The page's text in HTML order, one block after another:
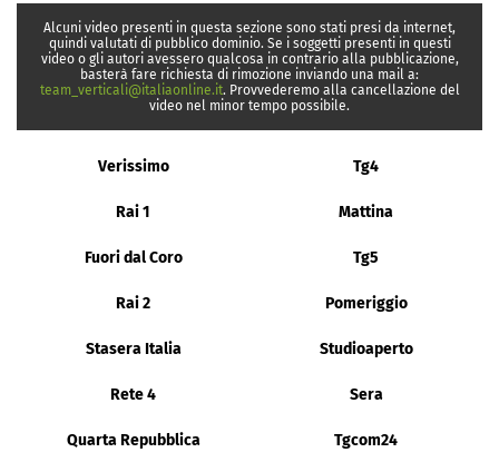
Alcuni video presenti in questa sezione sono stati presi da internet,
quindi valutati di pubblico dominio. Se i soggetti presenti in questi
video o gli autori avessero qualcosa in contrario alla pubblicazione,
basterà fare richiesta di rimozione inviando una mail a:
team_verticali@italiaonline.it. Provvederemo alla cancellazione del
video nel minor tempo possibile.
Verissimo Tg4
Rai 1 Mattina
Fuori dal Coro Tg5
Rai 2 Pomeriggio
Stasera Italia Studioaperto
Rete 4 Sera
Quarta Repubblica Tgcom24